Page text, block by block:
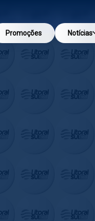
Promoções Notícias